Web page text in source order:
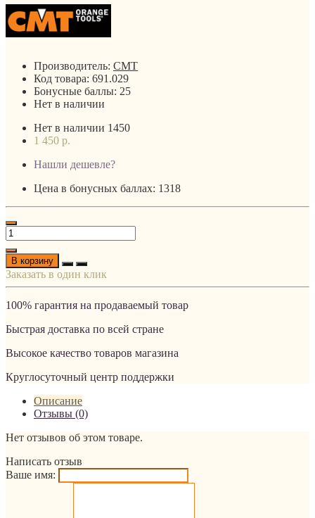
Производитель: CMT
Код товара: 691.029
Бонусные баллы: 25
Нет в наличии
Нет в наличии 1450
1 450 р.
Нашли дешевле?
Цена в бонусных баллах: 1318
В корзину
Заказать в один клик
100% гарантия на продаваемый товар
Быстрая доставка по всей стране
Высокое качество товаров магазина
Круглосуточный центр поддержки
Описание
Отзывы (0)
Нет отзывов об этом товаре.
Написать отзыв
Ваше имя: